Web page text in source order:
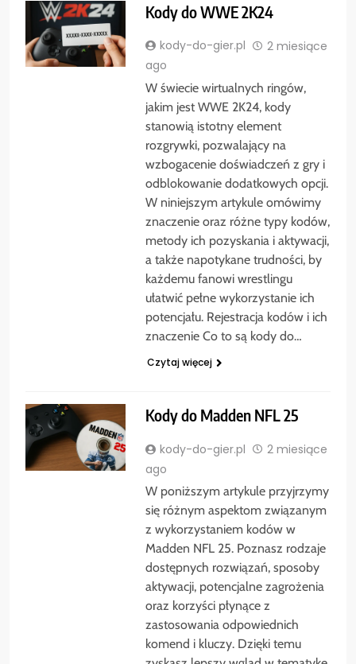
Kody do WWE 2K24
kody-do-gier.pl
2 miesiące
ago
W świecie wirtualnych ringów,
jakim jest WWE 2K24, kody
stanowią istotny element
rozgrywki, pozwalający na
wzbogacenie doświadczeń z gry i
odblokowanie dodatkowych opcji.
W niniejszym artykule omówimy
znaczenie oraz różne typy kodów,
metody ich pozyskania i aktywacji,
a także napotykane trudności, by
każdemu fanowi wrestlingu
ułatwić pełne wykorzystanie ich
potencjału. Rejestracja kodów i ich
znaczenie Co to są kody do…
Czytaj więcej
Kody do Madden NFL 25
kody-do-gier.pl
2 miesiące
ago
W poniższym artykule przyjrzymy
się różnym aspektom związanym
z wykorzystaniem kodów w
Madden NFL 25. Poznasz rodzaje
dostępnych rozwiązań, sposoby
aktywacji, potencjalne zagrożenia
oraz korzyści płynące z
zastosowania odpowiednich
komend i kluczy. Dzięki temu